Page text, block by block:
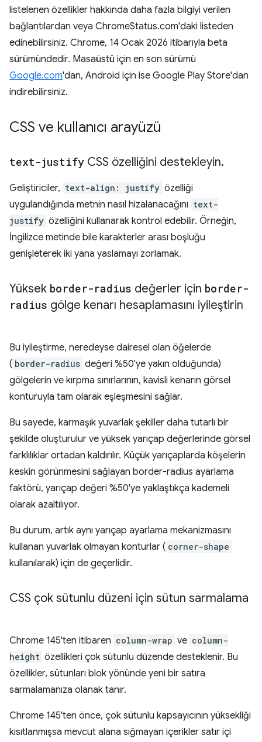
listelenen özellikler hakkında daha fazla bilgiyi verilen
bağlantılardan veya ChromeStatus.com'daki listeden
edinebilirsiniz. Chrome, 14 Ocak 2026 itibarıyla beta
sürümündedir. Masaüstü için en son sürümü
Google.com'dan, Android için ise Google Play Store'dan
indirebilirsiniz.
CSS ve kullanıcı arayüzü
text-justify CSS özelliğini destekleyin.
Geliştiriciler, text-align: justify özelliği
uygulandığında metnin nasıl hizalanacağını text-
justify özelliğini kullanarak kontrol edebilir. Örneğin,
İngilizce metinde bile karakterler arası boşluğu
genişleterek iki yana yaslamayı zorlamak.
Yüksek border-radius değerler için border-
radius gölge kenarı hesaplamasını iyileştirin
Bu iyileştirme, neredeyse dairesel olan öğelerde
( border-radius değeri %50'ye yakın olduğunda)
gölgelerin ve kırpma sınırlarının, kavisli kenarın görsel
konturuyla tam olarak eşleşmesini sağlar.
Bu sayede, karmaşık yuvarlak şekiller daha tutarlı bir
şekilde oluşturulur ve yüksek yarıçap değerlerinde görsel
farklılıklar ortadan kaldırılır. Küçük yarıçaplarda köşelerin
keskin görünmesini sağlayan border-radius ayarlama
faktörü, yarıçap değeri %50'ye yaklaştıkça kademeli
olarak azaltılıyor.
Bu durum, artık aynı yarıçap ayarlama mekanizmasını
kullanan yuvarlak olmayan konturlar ( corner-shape
kullanılarak) için de geçerlidir.
CSS çok sütunlu düzeni için sütun sarmalama
Chrome 145'ten itibaren column-wrap ve column-
height özellikleri çok sütunlu düzende desteklenir. Bu
özellikler, sütunları blok yönünde yeni bir satıra
sarmalamanıza olanak tanır.
Chrome 145'ten önce, çok sütunlu kapsayıcının yüksekliği
kısıtlanmışsa mevcut alana sığmayan içerikler satır içi